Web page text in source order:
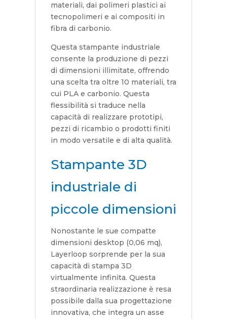
materiali, dai polimeri plastici ai
tecnopolimeri e ai compositi in
fibra di carbonio.
Questa stampante industriale
consente la produzione di pezzi
di dimensioni illimitate, offrendo
una scelta tra oltre 10 materiali, tra
cui PLA e carbonio. Questa
flessibilità si traduce nella
capacità di realizzare prototipi,
pezzi di ricambio o prodotti finiti
in modo versatile e di alta qualità.
Stampante 3D
industriale di
piccole dimensioni
Nonostante le sue compatte
dimensioni desktop (0,06 mq),
Layerloop sorprende per la sua
capacità di stampa 3D
virtualmente infinita. Questa
straordinaria realizzazione è resa
possibile dalla sua progettazione
innovativa, che integra un asse